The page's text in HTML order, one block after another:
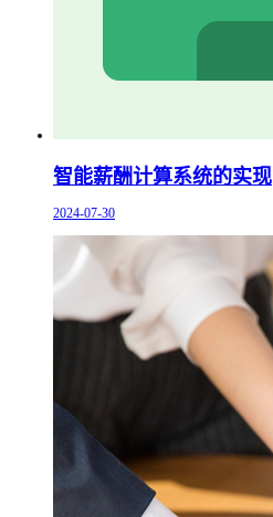
智能薪酬计算系统的实现
2024-07-30